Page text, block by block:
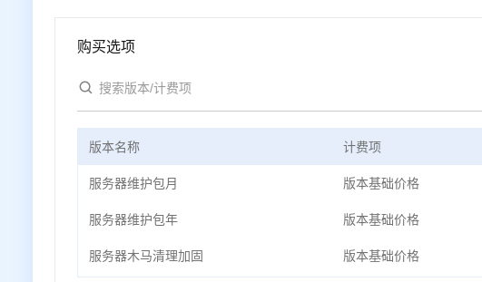
购买选项
版本名称 计费项
服务器维护包月 版本基础价格
服务器维护包年 版本基础价格
服务器木马清理加固 版本基础价格